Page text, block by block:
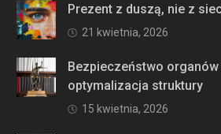
Prezent z duszą, nie z
21 kwietnia, 2026
Bezpieczeństwo organów
optymalizacja struktury
15 kwietnia, 2026